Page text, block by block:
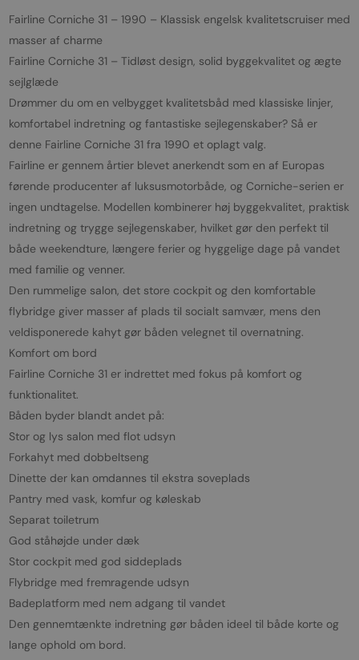
Fairline Corniche 31 – 1990 – Klassisk engelsk kvalitetscruiser med
masser af charme
Fairline Corniche 31 – Tidløst design, solid byggekvalitet og ægte
sejlglæde
Drømmer du om en velbygget kvalitetsbåd med klassiske linjer,
komfortabel indretning og fantastiske sejlegenskaber? Så er
denne Fairline Corniche 31 fra 1990 et oplagt valg.
Fairline er gennem årtier blevet anerkendt som en af Europas
førende producenter af luksusmotorbåde, og Corniche-serien er
ingen undtagelse. Modellen kombinerer høj byggekvalitet, praktisk
indretning og trygge sejlegenskaber, hvilket gør den perfekt til
både weekendture, længere ferier og hyggelige dage på vandet
med familie og venner.
Den rummelige salon, det store cockpit og den komfortable
flybridge giver masser af plads til socialt samvær, mens den
veldisponerede kahyt gør båden velegnet til overnatning.
Komfort om bord
Fairline Corniche 31 er indrettet med fokus på komfort og
funktionalitet.
Båden byder blandt andet på:
Stor og lys salon med flot udsyn
Forkahyt med dobbeltseng
Dinette der kan omdannes til ekstra soveplads
Pantry med vask, komfur og køleskab
Separat toiletrum
God ståhøjde under dæk
Stor cockpit med god siddeplads
Flybridge med fremragende udsyn
Badeplatform med nem adgang til vandet
Den gennemtænkte indretning gør båden ideel til både korte og
lange ophold om bord.